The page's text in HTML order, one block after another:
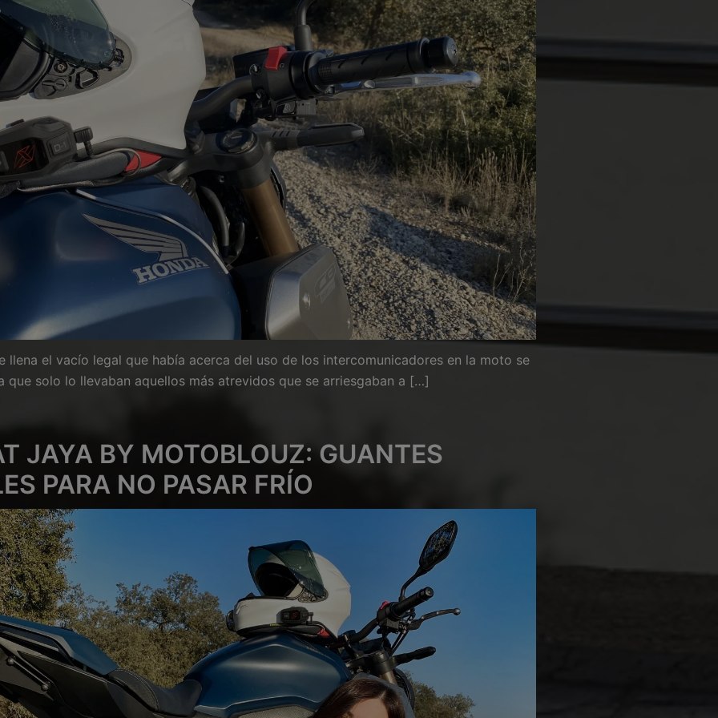
llena el vacío legal que había acerca del uso de los intercomunicadores en la moto se
que solo lo llevaban aquellos más atrevidos que se arriesgaban a […]
JAYA BY MOTOBLOUZ: GUANTES
PARA NO PASAR FRÍO